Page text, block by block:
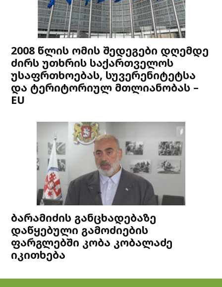
2008 წლის ომის შედეგები დღემდე
ძირს უთხრის საქართველოს
უსაფრთხოებას, სუვერენიტეტსა
და ტერიტორიულ მთლიანობას –
EU
ბარამიძის განცხადებაზე
დაწყებული გამოძიების
ფარგლებში კობა კობალაძე
იკითხება